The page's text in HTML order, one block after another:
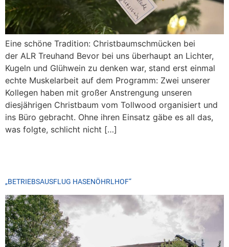
Eine schöne Tradition: Christbaumschmücken bei
der ALR Treuhand Bevor bei uns überhaupt an Lichter,
Kugeln und Glühwein zu denken war, stand erst einmal
echte Muskelarbeit auf dem Programm: Zwei unserer
Kollegen haben mit großer Anstrengung unseren
diesjährigen Christbaum vom Tollwood organisiert und
ins Büro gebracht. Ohne ihren Einsatz gäbe es all das,
was folgte, schlicht nicht […]
„BETRIEBSAUSFLUG HASENÖHRLHOF“